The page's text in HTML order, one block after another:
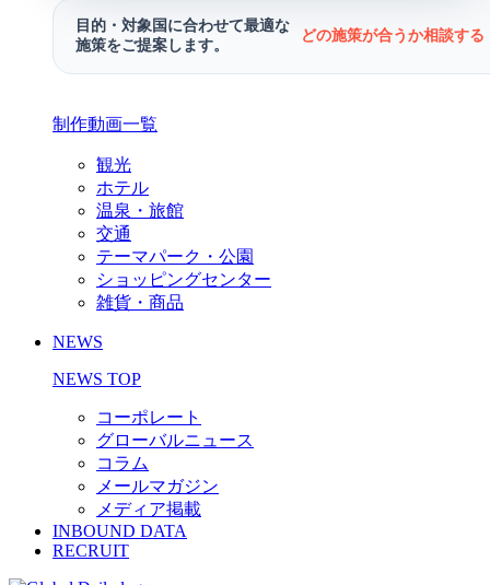
目的・対象国に合わせて最適な
施策をご提案します。
どの施策が合うか相談す
制作動画一覧
観光
ホテル
温泉・旅館
交通
テーマパーク・公園
ショッピングセンター
雑貨・商品
NEWS
NEWS TOP
コーポレート
グローバルニュース
コラム
メールマガジン
メディア掲載
INBOUND DATA
RECRUIT